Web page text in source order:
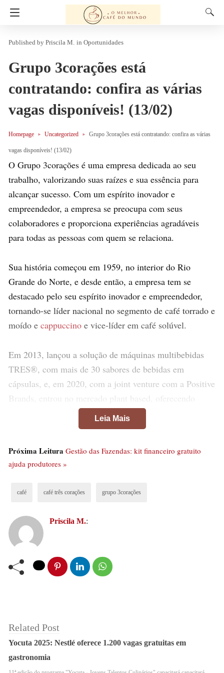
Priscila M. in Oportunidades
Grupo 3corações está
contratando: confira as várias
vagas disponíveis! (13/02)
Homepage Uncategorized Grupo 3corações está contratando: confira as várias
vagas disponíveis! (13/02)
O Grupo 3corações é uma empresa dedicada ao seu
trabalho, valorizando suas raízes e sua essência para
alcançar sucesso. Com um espírito inovador e
empreendedor, a empresa se preocupa com seus
colaboradores e proporciona experiências agradáveis
para todas as pessoas com quem se relaciona.
Sua história começou em 1959, no interior do Rio
Grande do Norte, e desde então, a empresa tem se
destacado pelo seu espírito inovador e empreendedor,
tornando-se líder nacional no segmento de café torrado e
moído e cappuccino e vice-líder em café solúvel.
Em 2013, lançou a solução de máquinas multibebidas
TRES®, com mais de 30 sabores de bebidas em
cápsulas, e, em 2020, com a joint venture com a Positive
Brands, entrou no mercado plant based, oferecendo
produtos 100% naturais, de origem vegetal. Além disso,
o portfólio da empresa inclui itens como café solúvel,
leite, refrescos, derivados de milho, filtros para café e
porta-filtros.
Apaixonado por café?
página no Facebook!
Leia Mais
Próxima Leitura Gestão das Fazendas: kit financeiro gratuito
ajuda produtores »
café café três corações grupo 3corações
Priscila M.:
Related Post
Yocuta 2025: Nestlé oferece 1.200 vagas gratuitas em
gastronomia